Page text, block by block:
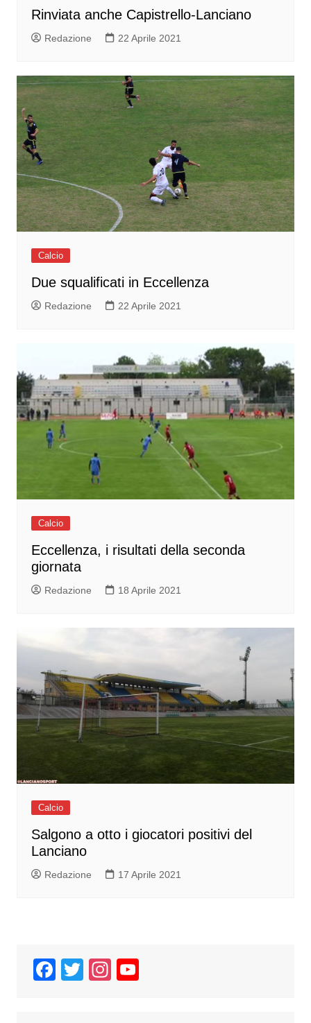
Rinviata anche Capistrello-Lanciano
Redazione 22 Aprile 2021
Calcio
Due squalificati in Eccellenza
Redazione 22 Aprile 2021
Calcio
Eccellenza, i risultati della seconda
giornata
Redazione 18 Aprile 2021
Calcio
Salgono a otto i giocatori positivi del
Lanciano
Redazione 17 Aprile 2021
F
T
In